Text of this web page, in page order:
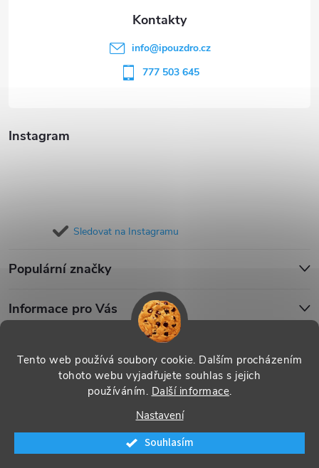
Tento web používá soubory cookie. Dalším procházením
tohoto webu vyjadřujete souhlas s jejich
používáním. Další informace.
Nastavení
Souhlasím
Instagram
Sledovat na Instagramu
Populární značky
Informace pro Vás
info@ipouzdro.cz
777 503 645
Vytvořil Shoptet
Copyright 2026 . Všechna práva vyhrazena.
nastavení cookies